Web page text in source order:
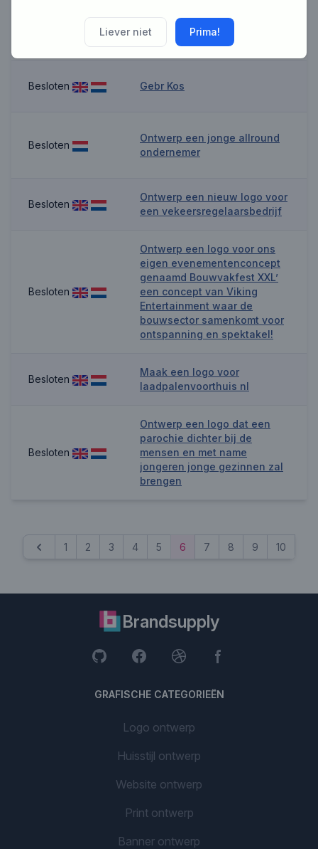
voor FLEX UITZENDBUREAU B
Besloten Gebr Kos
Besloten
Ontwerp een jonge allround
ondernemer
Besloten
Ontwerp een nieuw logo voor
een vekeersregelaarsbedrijf
Besloten
Ontwerp een logo voor ons
eigen evenementenconcept
genaamd Bouwvakfest XXL’
een concept van Viking
Entertainment waar de
bouwsector samenkomt voor
ontspanning en spektakel!
Besloten
Maak een logo voor
laadpalenvoorthuis nl
Besloten
Ontwerp een logo dat een
parochie dichter bij de
mensen en met name
jongeren jonge gezinnen zal
brengen
Previous
1 2 3 4 5 6 7 8 9 10
Brandsupply
GRAFISCHE CATEGORIEËN
Logo ontwerp
Huisstijl ontwerp
Website ontwerp
Print ontwerp
Banner ontwerp
Liever niet Prima!